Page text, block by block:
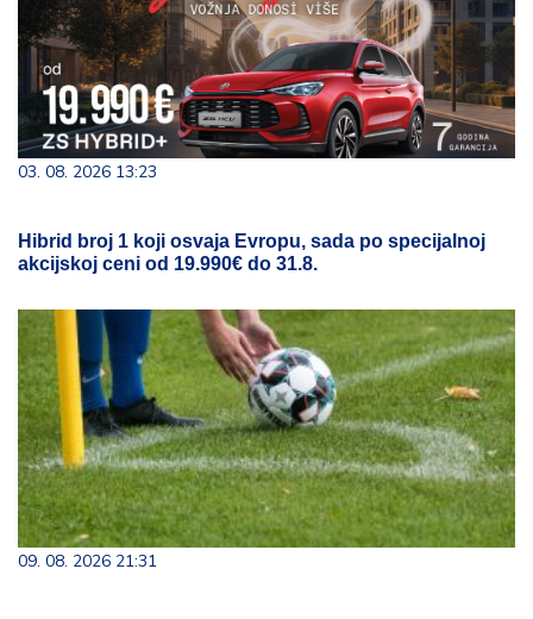
03. 08. 2026 13:23
Hibrid broj 1 koji osvaja Evropu, sada po specijalnoj
akcijskoj ceni od 19.990€ do 31.8.
09. 08. 2026 21:31